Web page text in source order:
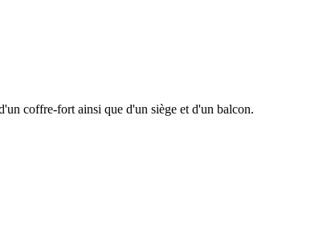
coffre-fort ainsi que d'un siège et d'un balcon.